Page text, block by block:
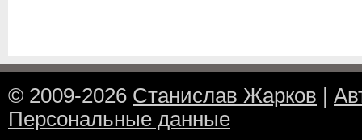
© 2009-2026 Станислав Жарков
Персональные данные